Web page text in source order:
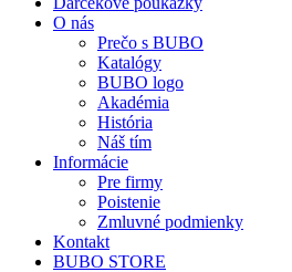
O nás
Prečo s BUBO
Katalógy
BUBO logo
Akadémia
História
Náš tím
Informácie
Pre firmy
Poistenie
Zmluvné podmienky
Kontakt
BUBO STORE